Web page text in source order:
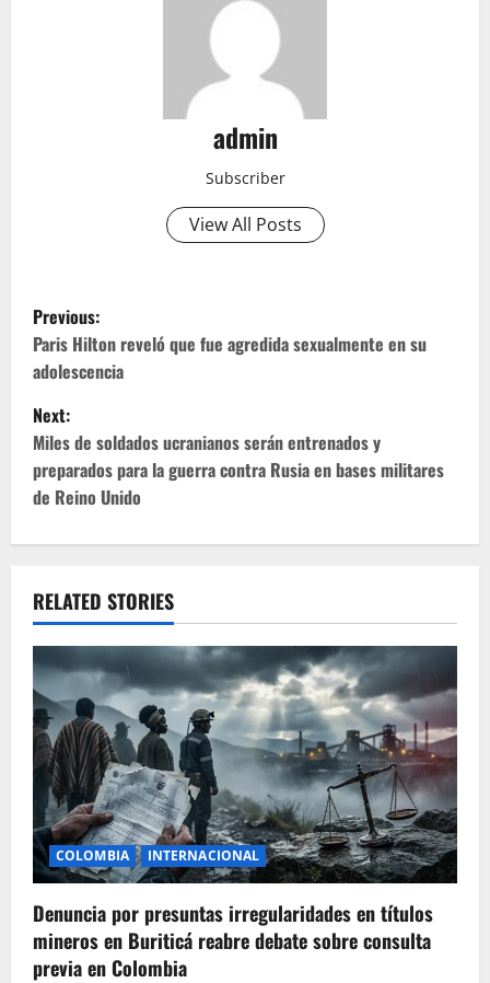
admin
Subscriber
View All Posts
P
o
s
t
n
a
v
i
g
a
t
i
o
n
Previous:
Paris Hilton reveló que fue agredida sexualmente en su
adolescencia
Next:
Miles de soldados ucranianos serán entrenados y
preparados para la guerra contra Rusia en bases militares
de Reino Unido
RELATED STORIES
COLOMBIA INTERNACIONAL
Denuncia por presuntas irregularidades en títulos
mineros en Buriticá reabre debate sobre consulta
previa en Colombia